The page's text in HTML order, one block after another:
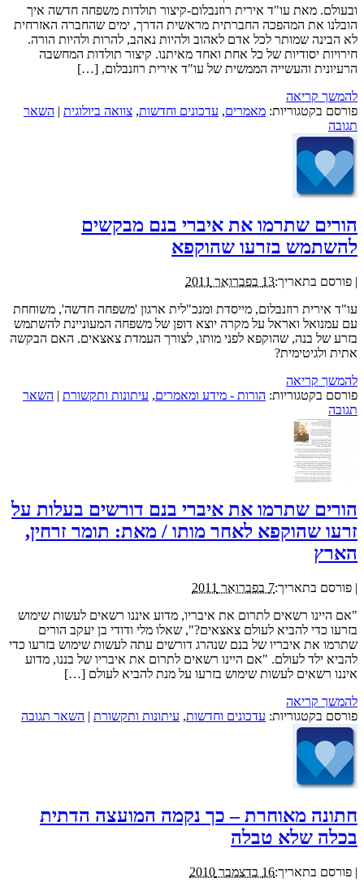
ובעולם. מאת עו"ד אירית רוזנבלום-קיצור תולדות משפחה חדשה איך
הובלנו את המהפכה החברתית מראשית הדרך, ימים שהחברה האזרחית
לא הבינה שמותר לכל אדם לאהוב ולהיות נאהב, להרות ולהיות הורה.
חירויות יסודיות של כל אחת ואחד מאיתנו. קיצור תולדות המחשבה
הרעיונית והעשייה הממשית של עו"ד אירית רוזנבלום, […]
להמשך קריאה
פורסם בקטגוריות: מאמרים, עדכונים וחדשות, צוואה ביולוגית | השאר
תגובה
הורים שתרמו את איברי בנם מבקשים
להשתמש בזרעו שהוקפא
| פורסם בתאריך:13 בפברואר 2011
עו"ד אירית רוזנבלום, מייסדת ומנכ"לית ארגון 'משפחה חדשה', משוחחת
עם עמנואל ואראל על מקרה יוצא דופן של משפחה המעוניינת להשתמש
בזרע של בנה, שהוקפא לפני מותו, לצורך העמדת צאצאים. האם הבקשה
אתית ולגיטימית?
להמשך קריאה
פורסם בקטגוריות: הורות - מידע ומאמרים, עיתונות ותקשורת | השאר
תגובה
הורים שתרמו את איברי בנם דורשים בעלות על
זרעו שהוקפא לאחר מותו / מאת: תומר זרחין,
הארץ
| פורסם בתאריך:7 בפברואר 2011
"אם היינו רשאים לתרום את איבריו, מדוע איננו רשאים לעשות שימוש
בזרעו כדי להביא לעולם צאצאים?", שאלו מלי ודודי בן יעקב הורים
שתרמו את איבריו של בנם שנהרג דורשים עתה לעשות שימוש בזרעו כדי
להביא ילד לעולם. "אם היינו רשאים לתרום את איבריו של בננו, מדוע
איננו רשאים לעשות שימוש בזרעו על מנת להביא לעולם […]
להמשך קריאה
פורסם בקטגוריות: עדכונים וחדשות, עיתונות ותקשורת | השאר תגובה
חתונה מאוחרת – כך נקמה המועצה הדתית
בכלה שלא טבלה
| פורסם בתאריך:16 בדצמבר 2010